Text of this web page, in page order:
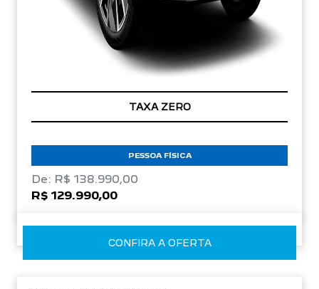
TAXA ZERO
PESSOA FÍSICA
De: R$ 138.990,00
R$ 129.990,00
CONFIRA A OFERTA